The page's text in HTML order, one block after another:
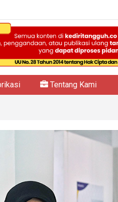
Tentang Kami